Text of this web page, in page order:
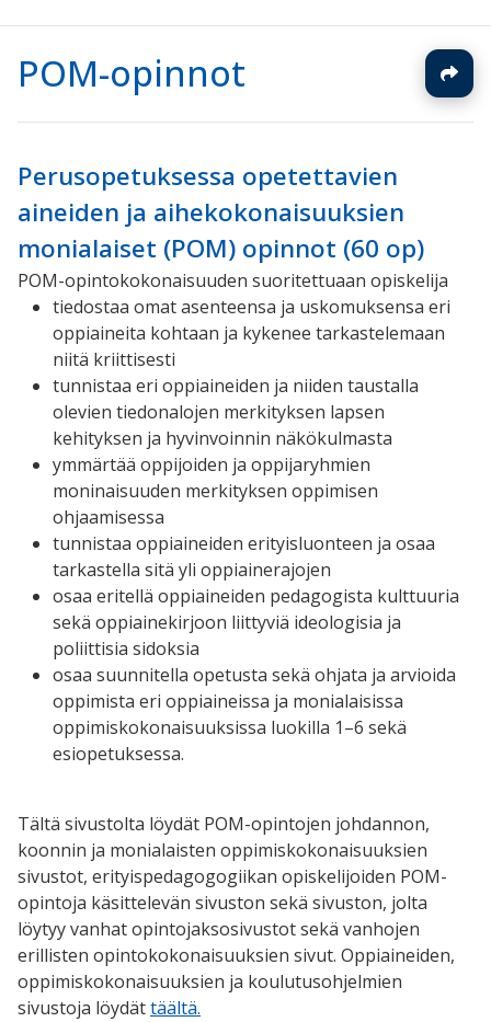
POM-opinnot
Perusopetuksessa opetettavien
aineiden ja aihekokonaisuuksien
monialaiset (POM) opinnot (60 op)
POM-opintokokonaisuuden suoritettuaan opiskelija
tiedostaa omat asenteensa ja uskomuksensa eri
oppiaineita kohtaan ja kykenee tarkastelemaan
niitä kriittisesti
tunnistaa eri oppiaineiden ja niiden taustalla
olevien tiedonalojen merkityksen lapsen
kehityksen ja hyvinvoinnin näkökulmasta
ymmärtää oppijoiden ja oppijaryhmien
moninaisuuden merkityksen oppimisen
ohjaamisessa
tunnistaa oppiaineiden erityisluonteen ja osaa
tarkastella sitä yli oppiainerajojen
osaa eritellä oppiaineiden pedagogista kulttuuria
sekä oppiainekirjoon liittyviä ideologisia ja
poliittisia sidoksia
osaa suunnitella opetusta sekä ohjata ja arvioida
oppimista eri oppiaineissa ja monialaisissa
oppimiskokonaisuuksissa luokilla 1–6 sekä
esiopetuksessa.
Tältä sivustolta löydät POM-opintojen johdannon,
koonnin ja monialaisten oppimiskokonaisuuksien
sivustot, erityispedagogogiikan opiskelijoiden POM-
opintoja käsittelevän sivuston sekä sivuston, jolta
löytyy vanhat opintojaksosivustot sekä vanhojen
erillisten opintokokonaisuuksien sivut. Oppiaineiden,
oppimiskokonaisuuksien ja koulutusohjelmien
sivustoja löydättäältä.